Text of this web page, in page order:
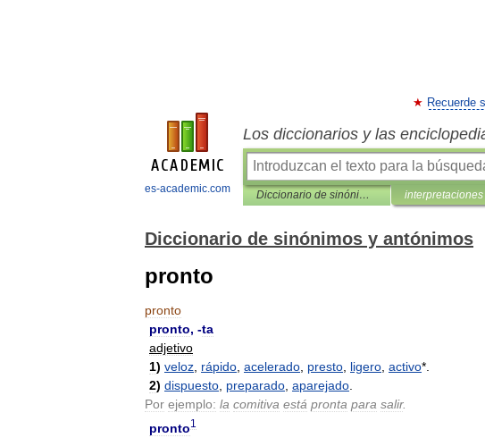
es-academic.com
Recuerde
Los diccionarios y las
Diccionario de sinónimos y antónimos interpretaciones
Diccionario de sinónimos y antónimos
pronto
pronto
pronto, -ta
adjetivo
1) veloz rápido acelerado presto ligero activo*.
2) dispuesto preparado aparejado
Por ejemplo: la comitiva está pronta para salir.
pronto1